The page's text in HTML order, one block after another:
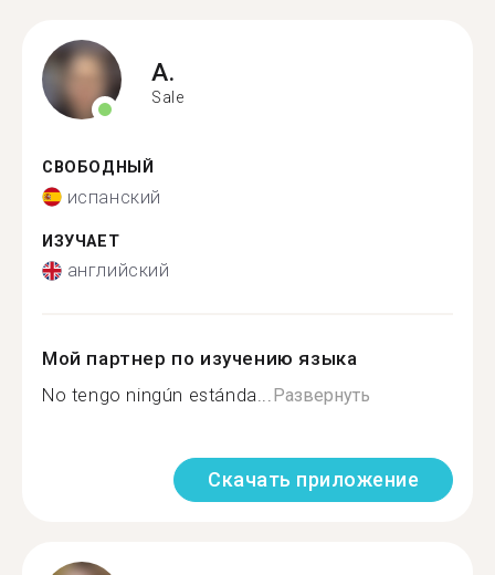
A.
Sale
СВОБОДНЫЙ
испанский
ИЗУЧАЕТ
английский
Мой партнер по изучению языка
No tengo ningún estánda...Развернуть
Скачать приложение